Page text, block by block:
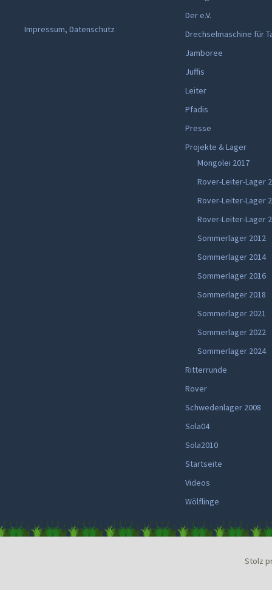
Der e.V.
Drechselmaschine für
Jamboree
Juffis
Leiter
Pfadis
Presse
Projekte & Lager
Mongolei 2017
Rover-Leiter-Lager
Rover-Leiter-Lager
Rover-Leiter-Lager
Sommerlager 2012
Sommerlager 2014
Sommerlager 2016
Sommerlager 2018
Sommerlager 2021
Sommerlager 2022
Sommerlager 2024
Ritterrunde
Rover
Schwedenlager 2008
Sola04
Sola2010
Startseite
Videos
Wölflinge
Impressum, Datenschutz
Stolz